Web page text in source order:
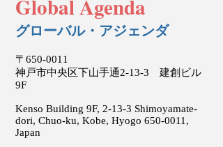
Global Agenda
グローバル・アジェンダ
〒650-0011
神戸市中央区下山手通2-13-3 建創ビル
9F
Kenso Building 9F, 2-13-3 Shimoyamate-
dori, Chuo-ku, Kobe, Hyogo 650-0011 ,
Japan